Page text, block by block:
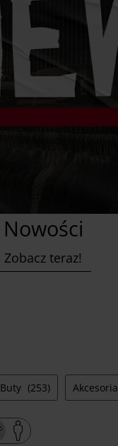
Nowości
Zobacz teraz!
Buty (253) Akcesoria